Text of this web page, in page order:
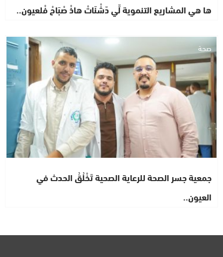
ها هي المشاريع التنموية لِّي دّشْنَاتْ هاذْ صْبَاحْ فْلعيون..
صحة
جمعية جسر الصحة للرعاية الصحية تَخْلُقُ الحدث في
العيون..